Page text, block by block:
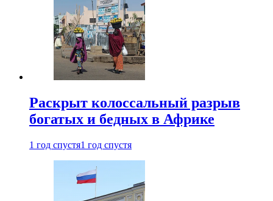
Раскрыт колоссальный разрыв
богатых и бедных в Африке
1 год спустя1 год спустя